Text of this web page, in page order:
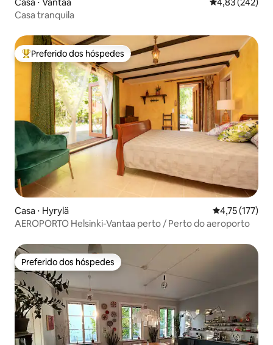
Casa tranquila
Entre os melhores preferidos dos hóspedes
Preferido dos hóspedes
Casa ⋅ Hyrylä 4,75 de uma
4,75 (177)
AEROPORTO Helsinki-Vantaa perto / Perto do aeroporto
Preferido dos hóspedes
Preferido dos hóspedes